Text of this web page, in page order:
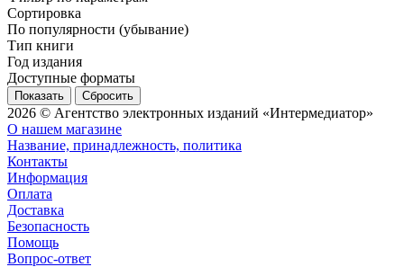
Сортировка
По популярности (убывание)
Тип книги
Год издания
Доступные форматы
Сбросить
2026 © Агентство электронных изданий «Интермедиатор»
О нашем магазине
Название, принадлежность, политика
Контакты
Информация
Оплата
Доставка
Безопасность
Помощь
Вопрос-ответ